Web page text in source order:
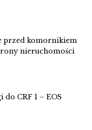
przed komornikiem
nieruchomości
do CRF 1 – EOS